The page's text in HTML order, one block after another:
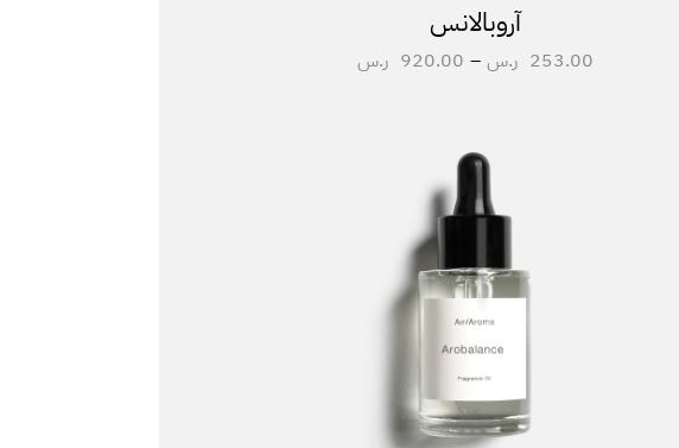
آروبالانس
253.00 ر.س –
920.00 ر.س